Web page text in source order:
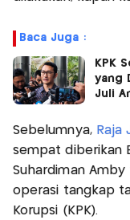
Baca Juga :
KPK
yang
Juli
Sebelumnya, Raja
sempat diberikan
Suhardiman
operasi tangkap
Korupsi (KPK).